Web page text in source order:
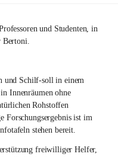
und Studenten, in
Bertoni.
und Schilf-soll in einem
Innenräumen ohne
Rohstoffen
Forschungsergebnis ist im
stehen bereit.
freiwilliger Helfer,